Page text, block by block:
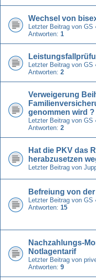
Wechsel von
Letzter Beitrag von GS
Antworten: 1
Letzter Beitrag von GS
Antworten: 2
Verweigerung
genommen wird ?
Letzter Beitrag von GS
Antworten: 2
Hat die PKV das
herabzusetzen
Letzter Beitrag von
Befreiung von
Letzter Beitrag von GS
Antworten: 15
Nachzahlungs-
Notlagentarif
Letzter Beitrag von
Antworten: 9